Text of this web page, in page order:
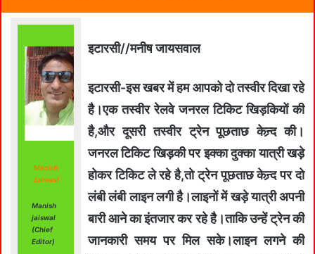
Manish
Jaiswal
Manish
jaiswal
(Chief
Editor)
इटारसी//मनीष जायसवाल
इटारसी-इस खबर में हम आपको दो तस्वीर दिखा रहे
है।एक तस्वीर रेलवे जनरल टिकिट खिड़कियों की
है,और दूसरी तस्वीर ट्रेन पूछताछ केन्र्द की।
जनरल टिकिट खिड़की पर इक्का दुक्का यात्री खड़े
होकर टिकिट ले रहे है,तो ट्रेन पूछताछ केन्र्द पर दो
लंबी लंबी लाइन लगी है।लाइनों में खड़े यात्री अपनी
बारी आने का इंतजार कर रहे है।ताकि उन्हें ट्रेन की
जानकारी समय पर मिल सके।लाइन लगने की